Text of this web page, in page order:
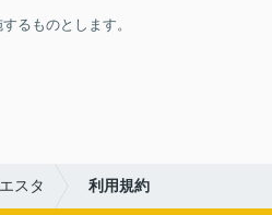
るものとします。
スタ 利用規約